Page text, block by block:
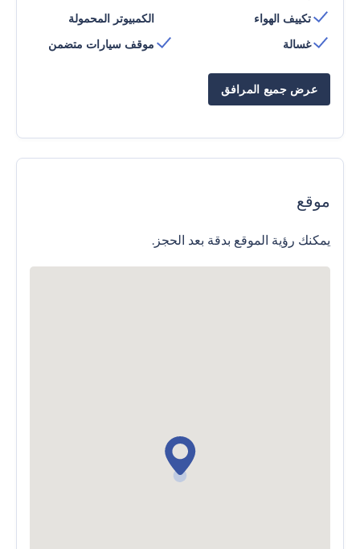
تكييف الهواء
غسالة
الكمبيوتر المحمولة
موقف سيارات متضمن
عرض جميع المرافق
موقع
يمكنك رؤية الموقع بدقة بعد الحجز.